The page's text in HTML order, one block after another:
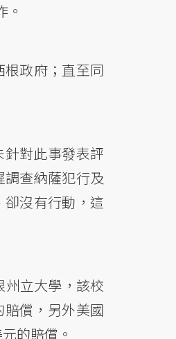
政府；直至同
對此事發表評
查納薩犯行及
沒有行動，這
立大學，該校
償，另外美國
的賠償。